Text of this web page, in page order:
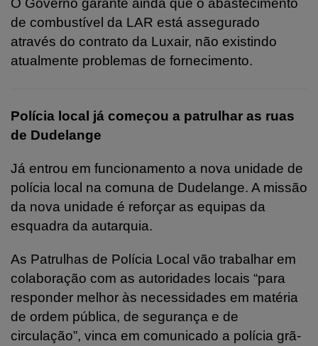
O Governo garante ainda que o abastecimento
de combustível da LAR está assegurado
através do contrato da Luxair, não existindo
atualmente problemas de fornecimento.
Polícia local já começou a patrulhar as ruas
de Dudelange
Já entrou em funcionamento a nova unidade de
polícia local na comuna de Dudelange. A missão
da nova unidade é reforçar as equipas da
esquadra da autarquia.
As Patrulhas de Polícia Local vão trabalhar em
colaboração com as autoridades locais “para
responder melhor às necessidades em matéria
de ordem pública, de segurança e de
circulação”, vinca em comunicado a polícia grã-